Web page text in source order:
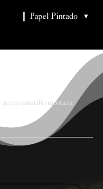
Papel Pintado ▼
amarillo mostaza